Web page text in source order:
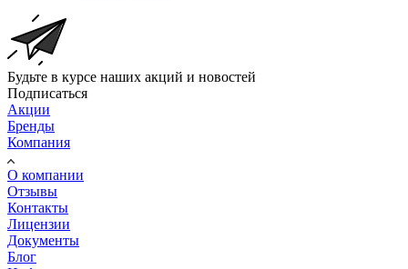
Будьте в курсе наших акций и новостей
Подписаться
Акции
Бренды
Компания
О компании
Отзывы
Контакты
Лицензии
Документы
Блог